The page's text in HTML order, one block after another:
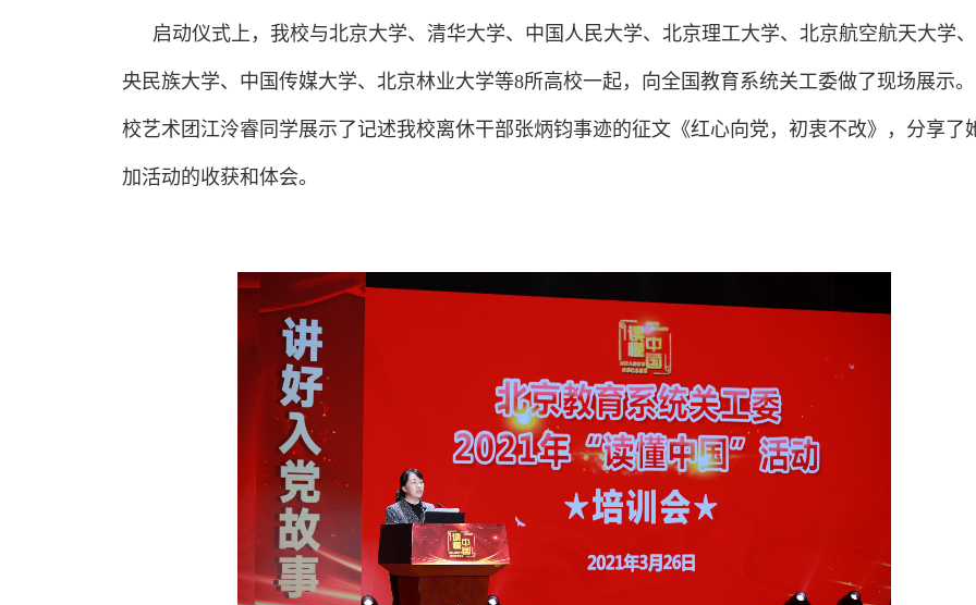
启动仪式上，我校与北京大学、清华大学、中国人民大学、北京理工大学、北京航空航天大学
央民族大学、中国传媒大学、北京林业大学等8所高校一起，向全国教育系统关工委做了现场展示
校艺术团江泠睿同学展示了记述我校离休干部张炳钧事迹的征文《红心向党，初衷不改》，分享了
加活动的收获和体会。